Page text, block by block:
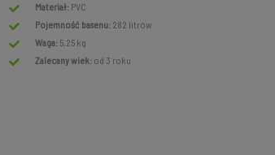
Materiał: PVC
Pojemność basenu: 282 litrów
Waga: 5,25 kg
Zalecany wiek: od 3 roku